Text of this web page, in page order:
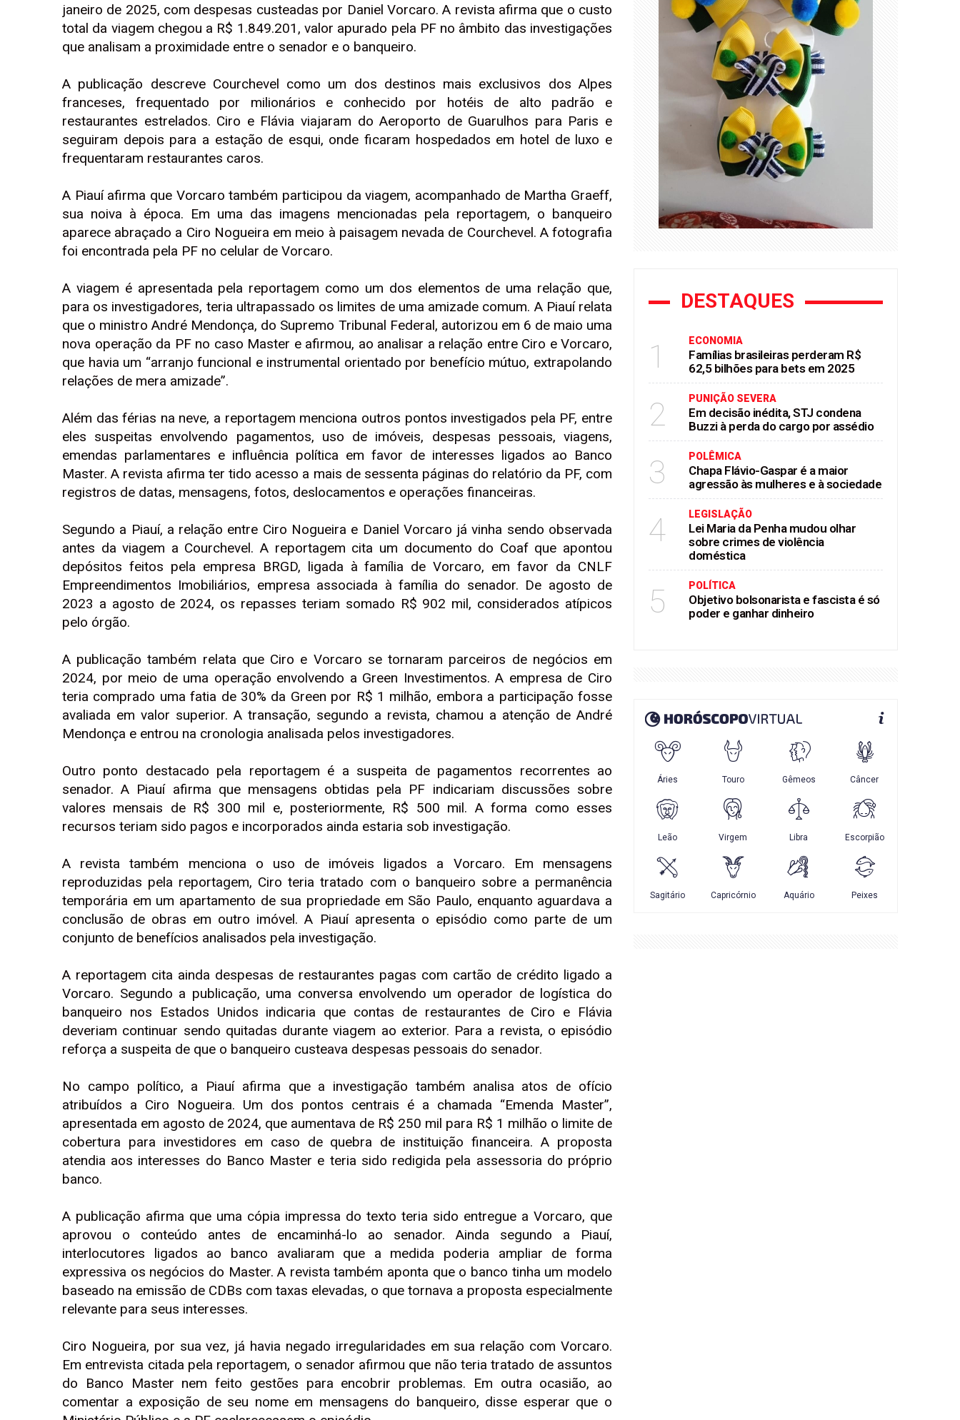
janeiro de 2025, com despesas custeadas por Daniel Vorcaro. A revista afirma que o custo
total da viagem chegou a R$ 1.849.201, valor apurado pela PF no âmbito das investigações
que analisam a proximidade entre o senador e o banqueiro.
A publicação descreve Courchevel como um dos destinos mais exclusivos dos Alpes
franceses, frequentado por milionários e conhecido por hotéis de alto padrão e
restaurantes estrelados. Ciro e Flávia viajaram do Aeroporto de Guarulhos para Paris e
seguiram depois para a estação de esqui, onde ficaram hospedados em hotel de luxo e
frequentaram restaurantes caros.
A Piauí afirma que Vorcaro também participou da viagem, acompanhado de Martha Graeff,
sua noiva à época. Em uma das imagens mencionadas pela reportagem, o banqueiro
aparece abraçado a Ciro Nogueira em meio à paisagem nevada de Courchevel. A fotografia
foi encontrada pela PF no celular de Vorcaro.
A viagem é apresentada pela reportagem como um dos elementos de uma relação que,
para os investigadores, teria ultrapassado os limites de uma amizade comum. A Piauí relata
que o ministro André Mendonça, do Supremo Tribunal Federal, autorizou em 6 de maio uma
nova operação da PF no caso Master e afirmou, ao analisar a relação entre Ciro e Vorcaro,
que havia um “arranjo funcional e instrumental orientado por benefício mútuo, extrapolando
relações de mera amizade”.
Além das férias na neve, a reportagem menciona outros pontos investigados pela PF, entre
eles suspeitas envolvendo pagamentos, uso de imóveis, despesas pessoais, viagens,
emendas parlamentares e influência política em favor de interesses ligados ao Banco
Master. A revista afirma ter tido acesso a mais de sessenta páginas do relatório da PF, com
registros de datas, mensagens, fotos, deslocamentos e operações financeiras.
Segundo a Piauí, a relação entre Ciro Nogueira e Daniel Vorcaro já vinha sendo observada
antes da viagem a Courchevel. A reportagem cita um documento do Coaf que apontou
depósitos feitos pela empresa BRGD, ligada à família de Vorcaro, em favor da CNLF
Empreendimentos Imobiliários, empresa associada à família do senador. De agosto de
2023 a agosto de 2024, os repasses teriam somado R$ 902 mil, considerados atípicos
pelo órgão.
A publicação também relata que Ciro e Vorcaro se tornaram parceiros de negócios em
2024, por meio de uma operação envolvendo a Green Investimentos. A empresa de Ciro
teria comprado uma fatia de 30% da Green por R$ 1 milhão, embora a participação fosse
avaliada em valor superior. A transação, segundo a revista, chamou a atenção de André
Mendonça e entrou na cronologia analisada pelos investigadores.
Outro ponto destacado pela reportagem é a suspeita de pagamentos recorrentes ao
senador. A Piauí afirma que mensagens obtidas pela PF indicariam discussões sobre
valores mensais de R$ 300 mil e, posteriormente, R$ 500 mil. A forma como esses
recursos teriam sido pagos e incorporados ainda estaria sob investigação.
A revista também menciona o uso de imóveis ligados a Vorcaro. Em mensagens
reproduzidas pela reportagem, Ciro teria tratado com o banqueiro sobre a permanência
temporária em um apartamento de sua propriedade em São Paulo, enquanto aguardava a
conclusão de obras em outro imóvel. A Piauí apresenta o episódio como parte de um
conjunto de benefícios analisados pela investigação.
A reportagem cita ainda despesas de restaurantes pagas com cartão de crédito ligado a
Vorcaro. Segundo a publicação, uma conversa envolvendo um operador de logística do
banqueiro nos Estados Unidos indicaria que contas de restaurantes de Ciro e Flávia
deveriam continuar sendo quitadas durante viagem ao exterior. Para a revista, o episódio
reforça a suspeita de que o banqueiro custeava despesas pessoais do senador.
No campo político, a Piauí afirma que a investigação também analisa atos de ofício
atribuídos a Ciro Nogueira. Um dos pontos centrais é a chamada “Emenda Master”,
apresentada em agosto de 2024, que aumentava de R$ 250 mil para R$ 1 milhão o limite de
cobertura para investidores em caso de quebra de instituição financeira. A proposta
atendia aos interesses do Banco Master e teria sido redigida pela assessoria do próprio
banco.
A publicação afirma que uma cópia impressa do texto teria sido entregue a Vorcaro, que
aprovou o conteúdo antes de encaminhá-lo ao senador. Ainda segundo a Piauí,
interlocutores ligados ao banco avaliaram que a medida poderia ampliar de forma
expressiva os negócios do Master. A revista também aponta que o banco tinha um modelo
baseado na emissão de CDBs com taxas elevadas, o que tornava a proposta especialmente
relevante para seus interesses.
Ciro Nogueira, por sua vez, já havia negado irregularidades em sua relação com Vorcaro.
Em entrevista citada pela reportagem, o senador afirmou que não teria tratado de assuntos
do Banco Master nem feito gestões para encobrir problemas. Em outra ocasião, ao
comentar a exposição de seu nome em mensagens do banqueiro, disse esperar que o
DESTAQUES
1 ECONOMIA
Famílias brasileiras perderam R$
62,5 bilhões para bets em 2025
2 PUNIÇÃO SEVERA
Em decisão inédita, STJ condena
Buzzi à perda do cargo por assédio
3 POLÊMICA
Chapa Flávio-Gaspar é a maior
agressão às mulheres e à sociedade
4 LEGISLAÇÃO
Lei Maria da Penha mudou olhar
sobre crimes de violência
doméstica
5 POLÍTICA
Objetivo bolsonarista e fascista é só
poder e ganhar dinheiro